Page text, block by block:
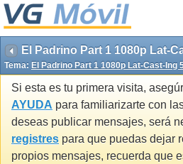
El Padrino Part 1 1080p Lat-
Tema: El Padrino Part 1 1080p Lat-Cast-Ing
Si esta es tu primera visita,
AYUDA para familiarizarte con
deseas publicar mensajes, será
registres para que puedas dejar
propios mensajes, recuerda que